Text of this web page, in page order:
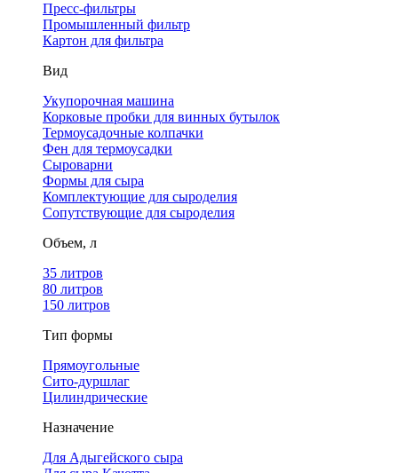
Пресс-фильтры
Промышленный фильтр
Картон для фильтра
Вид
Укупорочная машина
Корковые пробки для винных бутылок
Термоусадочные колпачки
Фен для термоусадки
Сыроварни
Формы для сыра
Комплектующие для сыроделия
Сопутствующие для сыроделия
Объем, л
35 литров
80 литров
150 литров
Тип формы
Прямоугольные
Сито-дуршлаг
Цилиндрические
Назначение
Для Адыгейского сыра